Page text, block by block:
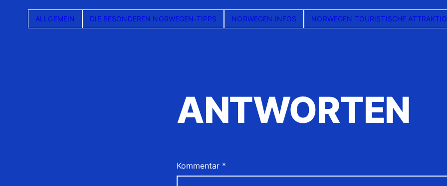
ALLGEMEIN DIE BESONDEREN NORWEGEN-TIPPS NORWEGEN INFOS NORWEGEN TOURISTISCHE
ANTWORTEN
Kommentar *